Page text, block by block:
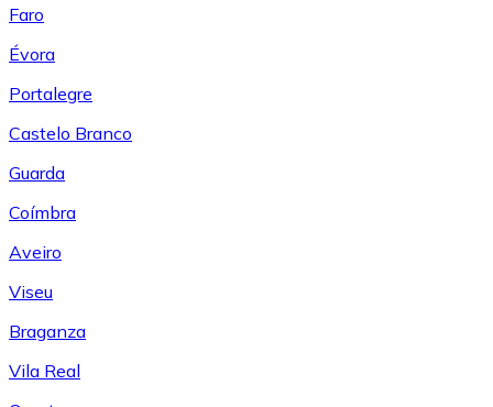
Faro
Évora
Portalegre
Castelo Branco
Guarda
Coímbra
Aveiro
Viseu
Braganza
Vila Real